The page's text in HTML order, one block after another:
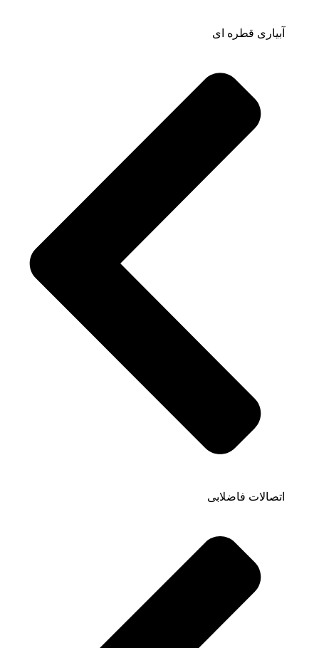
آبیاری قطره ای
اتصالات فاضلابی